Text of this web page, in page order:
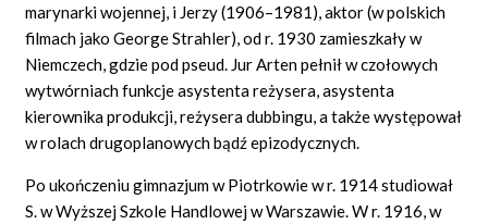
marynarki wojennej, i Jerzy (1906–1981), aktor (w polskich
filmach jakoGeorgeStrahler), od r. 1930 zamieszkały w
Niemczech, gdzie pod pseud. Jur Arten pełnił w czołowych
wytwórniach funkcje asystenta reżysera, asystenta
kierownika produkcji, reżysera dubbingu, a także występował
w rolach drugoplanowych bądź epizodycznych.
Po ukończeniu gimnazjum w Piotrkowie w r. 1914 studiował
S. w Wyższej Szkole Handlowej w Warszawie. W r. 1916, w